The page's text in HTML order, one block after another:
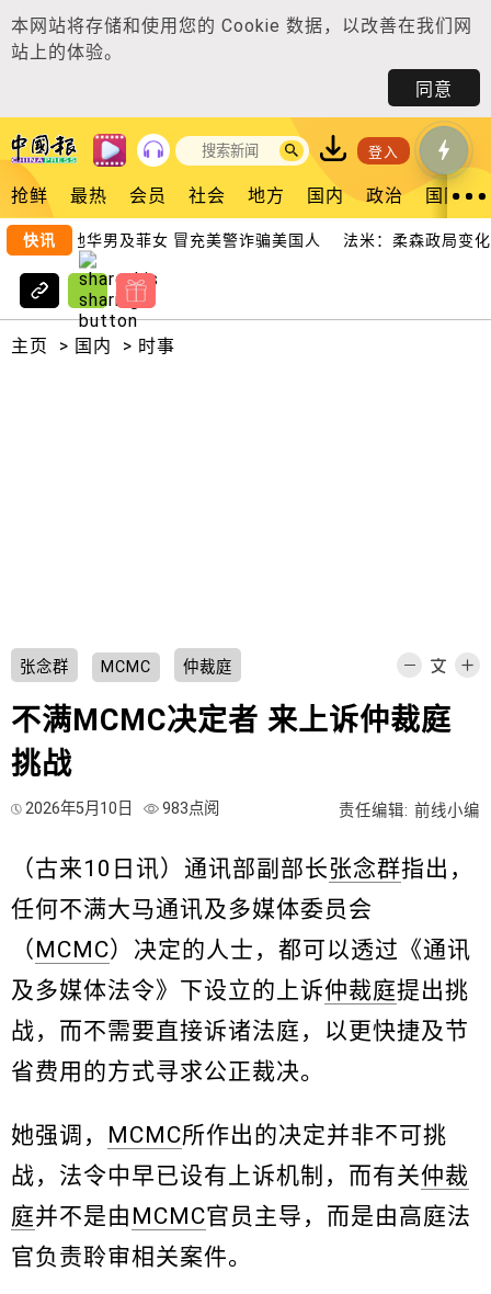
本网站将存储和使用您的 Cookie 数据，以改善在我们网
站上的体验。
同意
登入
抢鲜 最热 会员 社会 地方 国内 政治 国际
快讯
雇本地华男及菲女 冒充美警诈骗美国人 法米：柔森政局变化
主页 > 国内 > 时事
张念群 MCMC 仲裁庭
不满MCMC决定者 来上诉仲裁庭
挑战
2026年5月10日 983点阅 责任编辑: 前线小编
（古来10日讯）通讯部副部长张念群指出，
任何不满大马通讯及多媒体委员会
（ MCMC）决定的人士，都可以透过《通讯
及多媒体法令》下设立的上诉仲裁庭提出挑
战，而不需要直接诉诸法庭，以更快捷及节
省费用的方式寻求公正裁决。
她强调， MCMC所作出的决定并非不可挑
战，法令中早已设有上诉机制，而有关仲裁
庭并不是由 MCMC官员主导，而是由高庭法
官负责聆审相关案件。